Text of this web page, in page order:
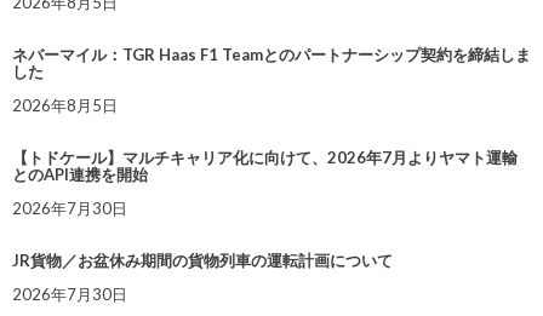
ネバーマイル：TGR Haas F1 Teamとのパートナーシップ契約を締結しま
した
2026年8月5日
【トドケール】マルチキャリア化に向けて、2026年7月よりヤマト運輸
とのAPI連携を開始
2026年7月30日
JR貨物／お盆休み期間の貨物列車の運転計画について
2026年7月30日